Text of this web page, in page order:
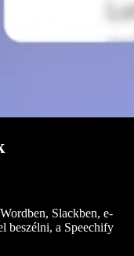
Slackben, e-
beszélni, a Speechify